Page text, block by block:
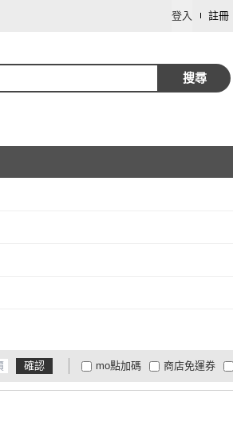
登入 註冊
搜尋
確認 mo點加碼
大家電安心配
大家電快配
商店免運券